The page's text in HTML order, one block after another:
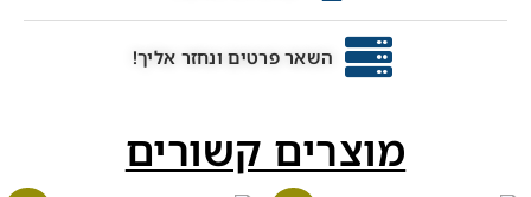
השאר פרטים ונחזר אליך!
מוצרים קשורים